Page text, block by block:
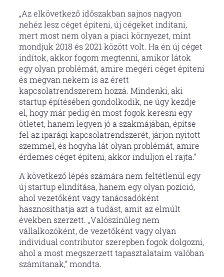
„Az elkövetkező időszakban sajnos nagyon
nehéz lesz céget építeni, új cégeket indítani,
mert most nem olyan a piaci környezet, mint
mondjuk 2018 és 2021 között volt. Ha én új céget
indítok, akkor fogom megtenni, amikor látok
egy olyan problémát, amire megéri céget építeni
és megvan nekem is az érett
kapcsolatrendszerem hozzá. Mindenki, aki
startup építésében gondolkodik, ne úgy kezdje
el, hogy már pedig én most fogok keresni egy
ötletet, hanem legyen jó a szakmájában, építse
fel az iparági kapcsolatrendszerét, járjon nyitott
szemmel, és hogyha lát olyan problémát, amire
érdemes céget építeni, akkor induljon el rajta.”
A következő lépés számára nem feltétlenül egy
új startup elindítása, hanem egy olyan pozíció,
ahol vezetőként vagy tanácsadóként
hasznosíthatja azt a tudást, amit az elmúlt
években szerzett. „Valószínűleg nem
vállalkozóként, de vezetőként vagy olyan
individual contributor szerepben fogok dolgozni,
ahol a most megszerzett tapasztalataim valóban
számítanak,” mondta.